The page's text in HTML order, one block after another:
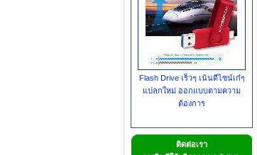
Flash Drive เร็วๆ เน้นดีไซน์เก๋ๆ
แปลกใหม่ ออกแบบตามความ
ต้องการ
ติดต่อเรา